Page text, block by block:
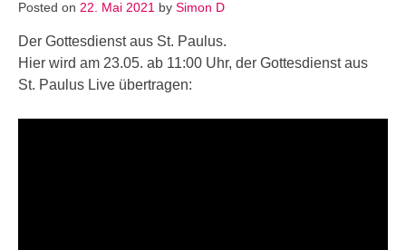
Posted on 22. Mai 2021 by Simon D
Der Gottesdienst aus St. Paulus.
Hier wird am 23.05. ab 11:00 Uhr, der Gottesdienst aus
St. Paulus Live übertragen: